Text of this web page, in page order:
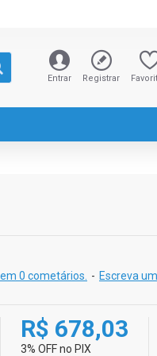
Entrar Registrar
0 cometários. - Escreva
R$ 678,03
3% OFF no PIX